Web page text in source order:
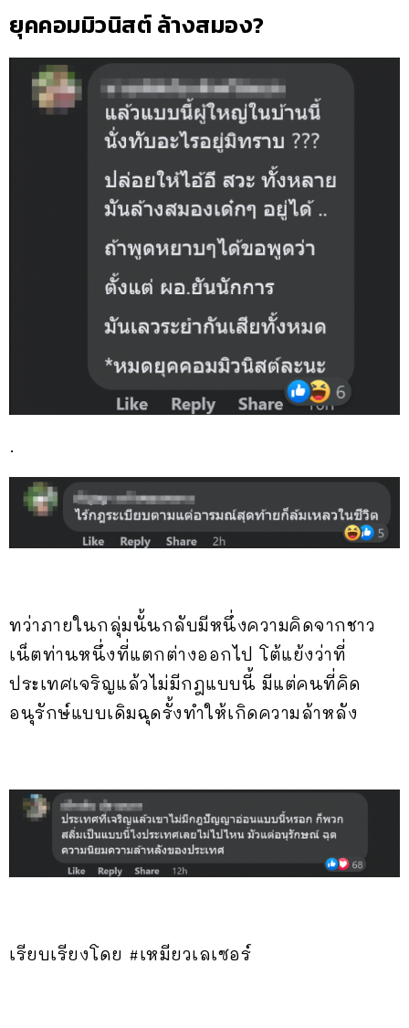
ยุคคอมมิวนิสต์ ล้างสมอง?
.
ทว่าภายในกลุ่มนั้นกลับมีหนึ่งความคิดจากชาว
เน็ตท่านหนึ่งที่แตกต่างออกไป โต้แย้งว่าที่
ประเทศเจริญแล้วไม่มีกฎแบบนี้ มีแต่คนที่คิด
อนุรักษ์แบบเดิมฉุดรั้งทำให้เกิดความล้าหลัง
เรียบเรียงโดย #เหมียวเลเซอร์